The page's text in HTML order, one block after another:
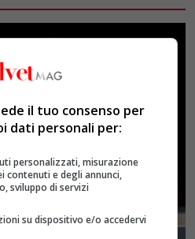
il tuo consenso per
dati personali per:
personalizzati, misurazione
contenuti e degli annunci,
sviluppo di servizi
su dispositivo e/o accedervi